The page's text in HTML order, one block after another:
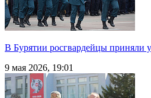
В Бурятии росгвардейцы приняли
9 мая 2026, 19:01